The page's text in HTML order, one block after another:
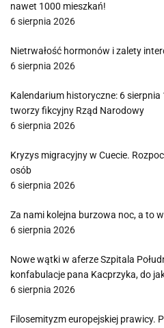
nawet 1000 mieszkań!
6 sierpnia 2026
Nietrwałość hormonów i zalety
6 sierpnia 2026
Kalendarium historyczne: 6
tworzy fikcyjny Rząd Narodowy
6 sierpnia 2026
Kryzys migracyjny w Cuecie.
osób
6 sierpnia 2026
Za nami kolejna burzowa noc, a to
6 sierpnia 2026
Nowe wątki w aferze Szpitala
konfabulacje pana Kacprzyka, do
6 sierpnia 2026
Filosemityzm europejskiej prawicy.